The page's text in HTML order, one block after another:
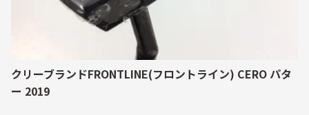
クリーブランドFRONTLINE(フロントライン) CERO パタ
ー 2019